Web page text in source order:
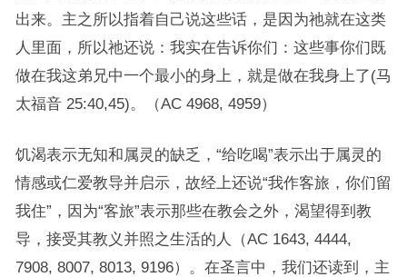
出来。主之所以指着自己说这些话，是因为祂就在这类
人里面，所以祂还说：我实在告诉你们：这些事你们既
做在我这弟兄中一个最小的身上，就是做在我身上了(马
太福音 25:40,45)。（AC 4968, 4959）
饥渴表示无知和属灵的缺乏，“给吃喝”表示出于属灵的
情感或仁爱教导并启示，故经上还说“我作客旅，你们留
我住”，因为“客旅”表示那些在教会之外，渴望得到教
导，接受其教义并照之生活的人（AC 1643, 4444,
7908, 8007, 8013, 9196）。在圣言中，我们还读到，主